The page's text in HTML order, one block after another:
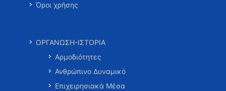
Όροι χρήσης
ΟΡΓΑΝΩΣΗ-ΙΣΤΟΡΙΑ
Αρμοδιότητες
Ανθρώπινο Δυναμικό
Επιχειρησιακά Μέσα